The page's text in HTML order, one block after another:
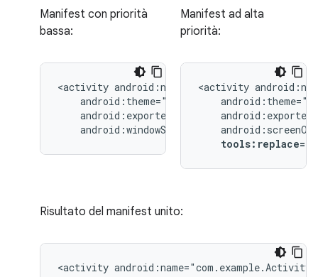
Manifest con priorità
bassa:
<activity
Manifest ad alta
priorità:
<activity
Risultato del manifest unito:
<activity